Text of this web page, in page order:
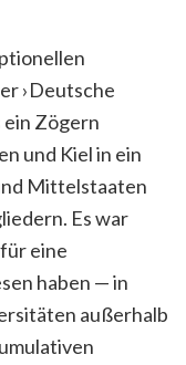
›Deutsche
ein Zögern
und Kiel in ein
Mittelstaaten
Es war
eine
haben — in
außerhalb